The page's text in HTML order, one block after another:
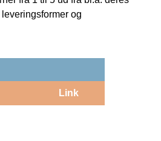
og
Link